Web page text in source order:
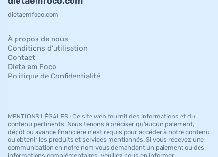
dietaemfoco.com
À propos de nous
Conditions d’utilisation
Contact
Dieta em Foco
Politique de Confidentialité
MENTIONS LÉGALES : Ce site web fournit des informations et du
contenu pertinents. Nous tenons à préciser qu'aucun paiement,
dépôt ou avance financière n'est requis pour accéder à notre contenu
ou obtenir les produits et services mentionnés. Si vous recevez une
communication en notre nom vous demandant un paiement ou des
informations complémentaires, veuillez nous en informer